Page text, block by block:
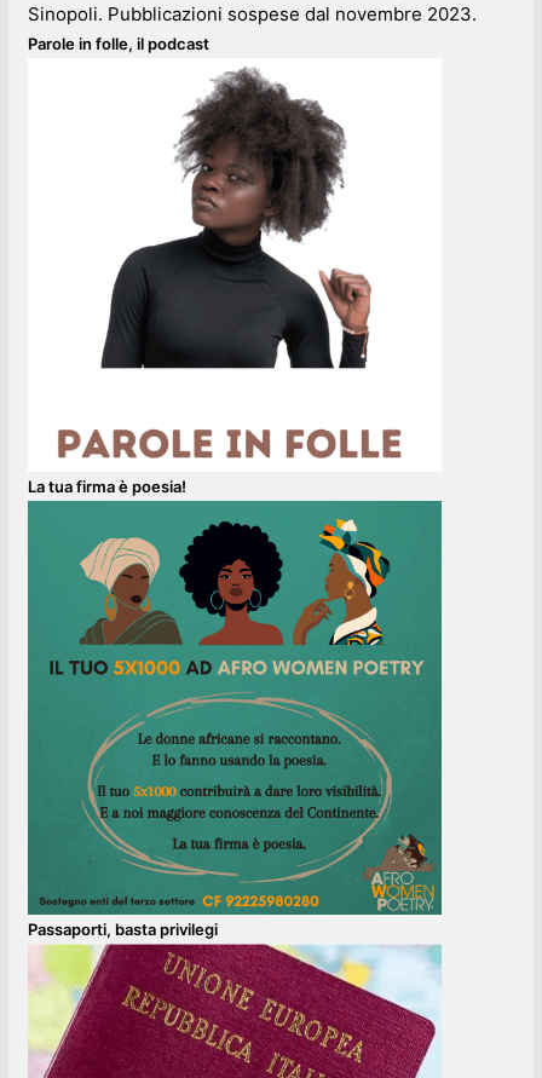
Sinopoli. Pubblicazioni sospese dal novembre 2023.
Parole in folle, il podcast
La tua firma è poesia!
Passaporti, basta privilegi